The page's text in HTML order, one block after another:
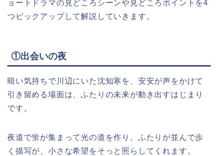
ョートドラマの見どころシーンや見どころポイントを4
つピックアップして解説していきます。
①出会いの夜
暗い気持ちで川辺にいた沈知寒を、安安が声をかけて
引き留める場面は、ふたりの未来が動き出すはじまり
です。
夜道で蛍が集まって光の道を作り、ふたりが並んで歩
く描写が、小さな希望をそっと照らしてくれます。